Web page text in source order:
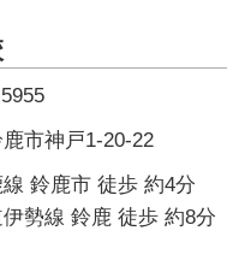
市神戸1-20-22
鈴鹿市 徒歩 約4分
勢線 鈴鹿 徒歩 約8分